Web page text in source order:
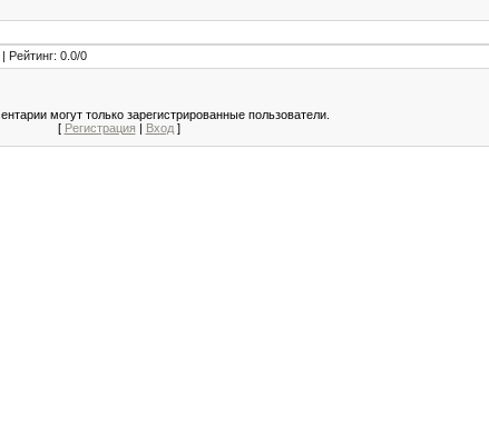
| Рейтинг: 0.0/0
могут только зарегистрированные пользователи.
[ Регистрация | Вход]